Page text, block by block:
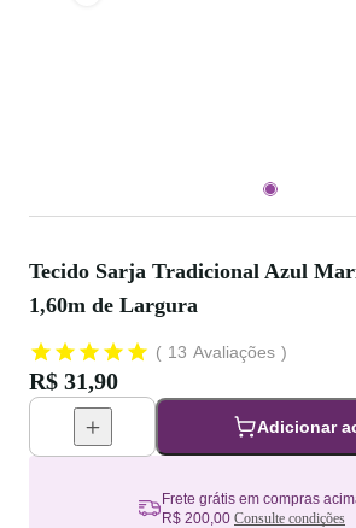
Tecido Sarja Tradicional Azul
1,60m de Largura
13 Avaliações
R$ 31,90
Adicionar
Frete grátis em compras
R$ 200,00 Consulte condições